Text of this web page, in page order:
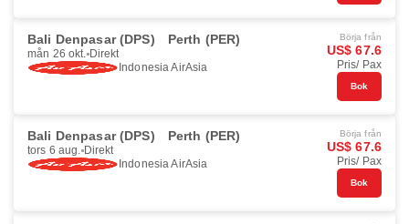
Bali Denpasar (DPS) Perth (PER)
mån 26 okt. Direkt
Indonesia AirAsia
Börja från
US$ 67.6
Pris/ Pax
Bok
Bali Denpasar (DPS) Perth (PER)
tors 6 aug. Direkt
Indonesia AirAsia
Börja från
US$ 67.6
Pris/ Pax
Bok